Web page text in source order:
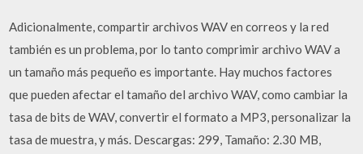
Adicionalmente, compartir archivos WAV en correos y la red
también es un problema, por lo tanto comprimir archivo WAV a
un tamaño más pequeño es importante. Hay muchos factores
que pueden afectar el tamaño del archivo WAV, como cambiar la
tasa de bits de WAV, convertir el formato a MP3, personalizar la
tasa de muestra, y más. Descargas: 299, Tamaño: 2.30 MB,